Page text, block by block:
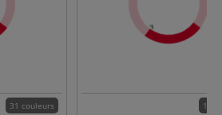
31 couleurs 14